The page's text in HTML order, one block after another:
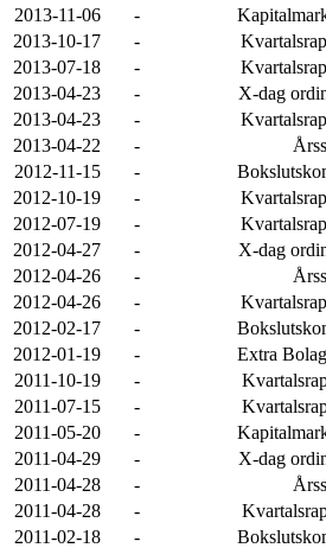
2013-11-06
-
2013-10-17
-
2013-07-18
-
2013-04-23
-
X-dag
2013-04-23
-
2013-04-22
-
2012-11-15
-
2012-10-19
-
2012-07-19
-
2012-04-27
-
X-dag
2012-04-26
-
2012-04-26
-
2012-02-17
-
2012-01-19
-
Extra
2011-10-19
-
2011-07-15
-
2011-05-20
-
2011-04-29
-
X-dag
2011-04-28
-
2011-04-28
-
2011-02-18
-